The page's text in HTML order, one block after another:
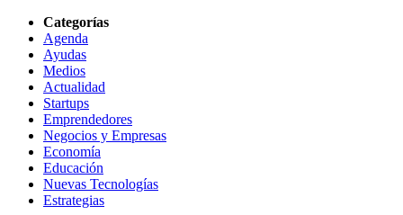
Categorías
Agenda
Ayudas
Medios
Actualidad
Startups
Emprendedores
Negocios y Empresas
Economía
Educación
Nuevas Tecnologías
Estrategias